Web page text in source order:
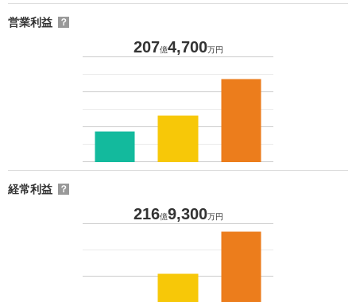
営業利益 ？
207億4,700万円
経常利益 ？
216億9,300万円